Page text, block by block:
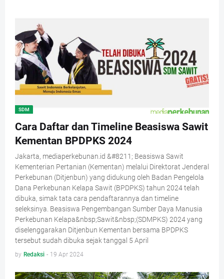
SDM
Cara Daftar dan Timeline Beasiswa Sawit
Kementan BPDPKS 2024
Jakarta, mediaperkebunan.id &#8211; Beasiswa Sawit
Kementerian Pertanian (Kementan) melalui Direktorat Jenderal
Perkebunan (Ditjenbun) yang didukung oleh Badan Pengelola
Dana Perkebunan Kelapa Sawit (BPDPKS) tahun 2024 telah
dibuka, simak tata cara pendaftarannya dan timeline
seleksinya. Beasiswa Pengembangan Sumber Daya Manusia
Perkebunan Kelapa&nbsp;Sawit&nbsp;(SDMPKS) 2024 yang
diselenggarakan Ditjenbun Kementan bersama BPDPKS
tersebut sudah dibuka sejak tanggal 5 April
by Redaksi - 19 Apr 2024